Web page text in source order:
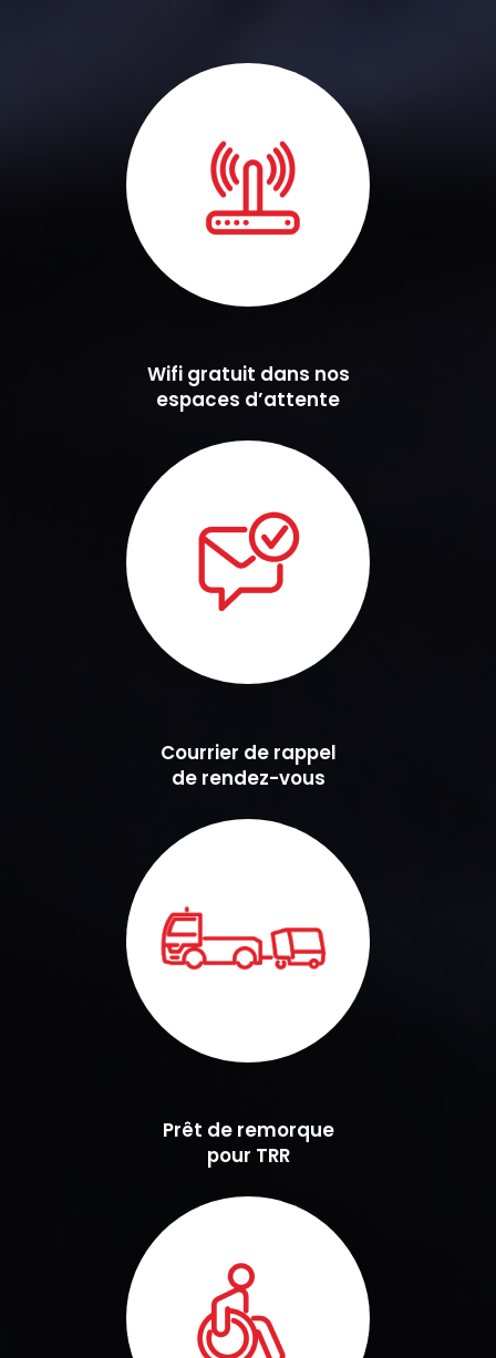
Wifi gratuit dans nos
espaces d’attente
Courrier de rappel
de rendez-vous
Prêt de remorque
pour TRR